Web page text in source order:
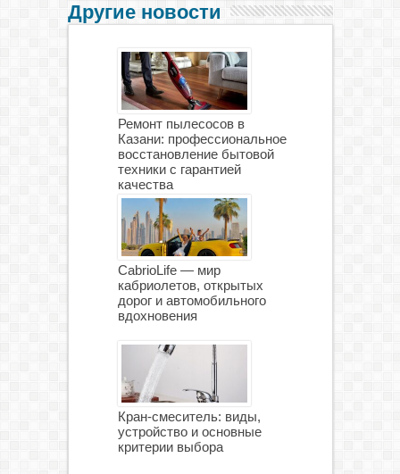
Другие новости
Ремонт пылесосов в
Казани: профессиональное
восстановление бытовой
техники с гарантией
качества
CabrioLife — мир
кабриолетов, открытых
дорог и автомобильного
вдохновения
Кран-смеситель: виды,
устройство и основные
критерии выбора